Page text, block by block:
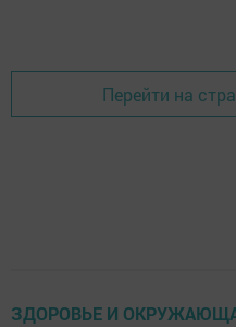
Перейти на
ЗДОРОВЬЕ И